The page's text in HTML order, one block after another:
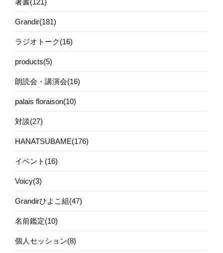
Grandir(181)
ラジオトーク(16)
products(5)
朗読会・講演会(16)
palais floraison(10)
対談(27)
HANATSUBAME(176)
イベント(16)
Voicy(3)
Grandirひよこ組(47)
名前鑑定(10)
個人セッション(8)